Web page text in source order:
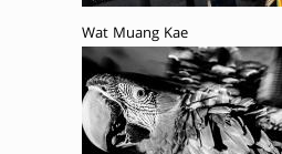
Wat Muang Kae